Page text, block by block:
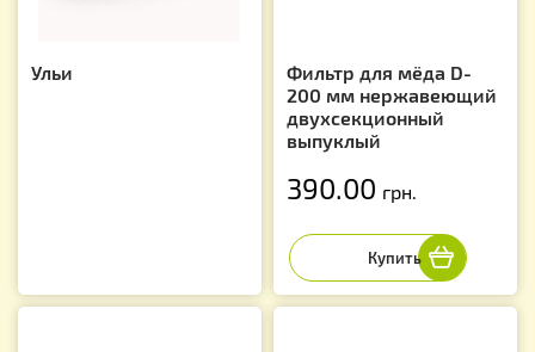
Ульи
Фильтр для мёда D-
200 мм нержавеющий
двухсекционный
выпуклый
390.00 грн.